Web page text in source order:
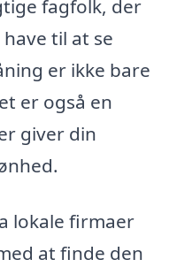
fagfolk, der
til at se
er ikke bare
er også en
giver din
lokale firmaer
at finde den